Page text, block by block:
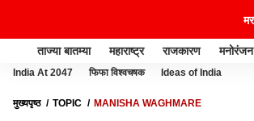
ताज्या बातम्या महाराष्ट्र राजकारण मनोरंजन
India At 2047 फिफा विश्वचषक Ideas of India
मुख्यपृष्ठ TOPIC MANISHA WAGHMARE